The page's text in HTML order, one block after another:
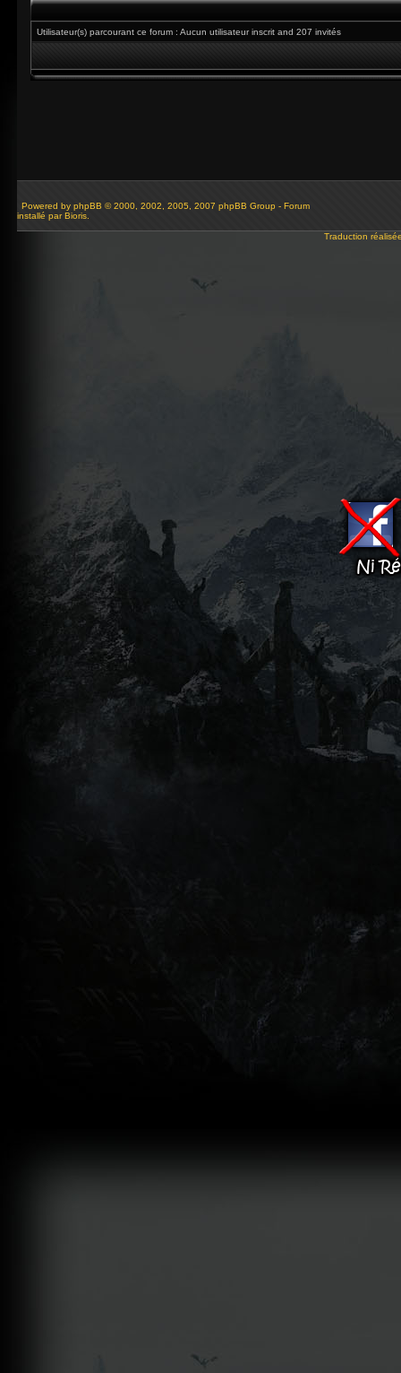
Utilisateur(s) parcourant ce forum : Aucun utilisateur inscrit and 207 invités
Powered by phpBB © 2000, 2002, 2005, 2007 phpBB Group - Forum
installé par Bioris.
Traduction